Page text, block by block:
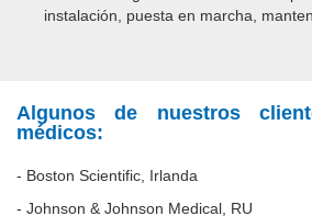
instalación, puesta en marcha,
Algunos de nuestros
médicos:
- Boston Scientific, Irlanda
- Johnson & Johnson Medical, RU